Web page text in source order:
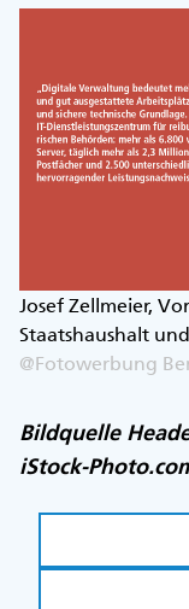
Josef Zellmeier,
Staatshaushalt
@Fotowerbung
Bildquelle
iStock-